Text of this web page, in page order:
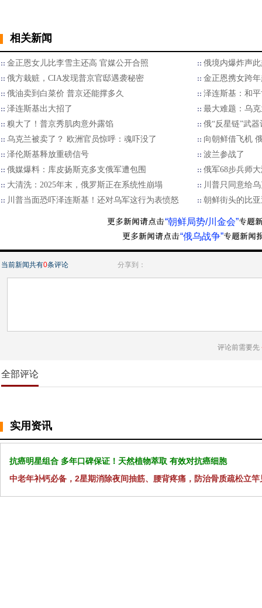
相关新闻
金正恩女儿比李雪主还高 官媒公开合照
俄境内爆炸声
俄方栽赃，CIA发现普京官邸遇袭秘密
金正恩携女跨
俄油卖到白菜价 普京还能撑多久
泽连斯基：和
泽连斯基出大招了
最大难题：乌
糗大了！普京秀肌肉意外露馅
俄“反星链”武
乌克兰被卖了？ 欧洲官员惊呼：魂吓没了
向朝鲜借飞机
泽伦斯基释放重磅信号
波兰参战了
俄媒爆料：库皮扬斯克多支俄军遭包围
俄军68步兵师
大清洗：2025年末，俄罗斯正在系统性崩塌
川普只同意给
川普当面恐吓泽连斯基！还对乌军这行为表愤怒
朝鲜街头的比
“朝鲜局势/川金会”
“俄乌战争”
当前新闻共有0条评论 分享到：
评论前需要先
全部评论
实用资讯
抗癌明星组合 多年口碑保证！天然植物萃取 有效对抗癌细胞
中老年补钙必备，2星期消除夜间抽筋、腰背疼痛，防治骨质疏松立竿